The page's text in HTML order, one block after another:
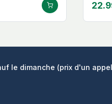
le dimanche (prix d'un